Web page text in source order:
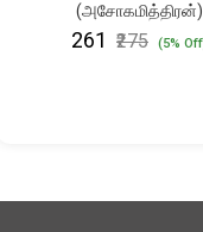
(அசோகமித்திரன்)
₹261 ₹275 (5%